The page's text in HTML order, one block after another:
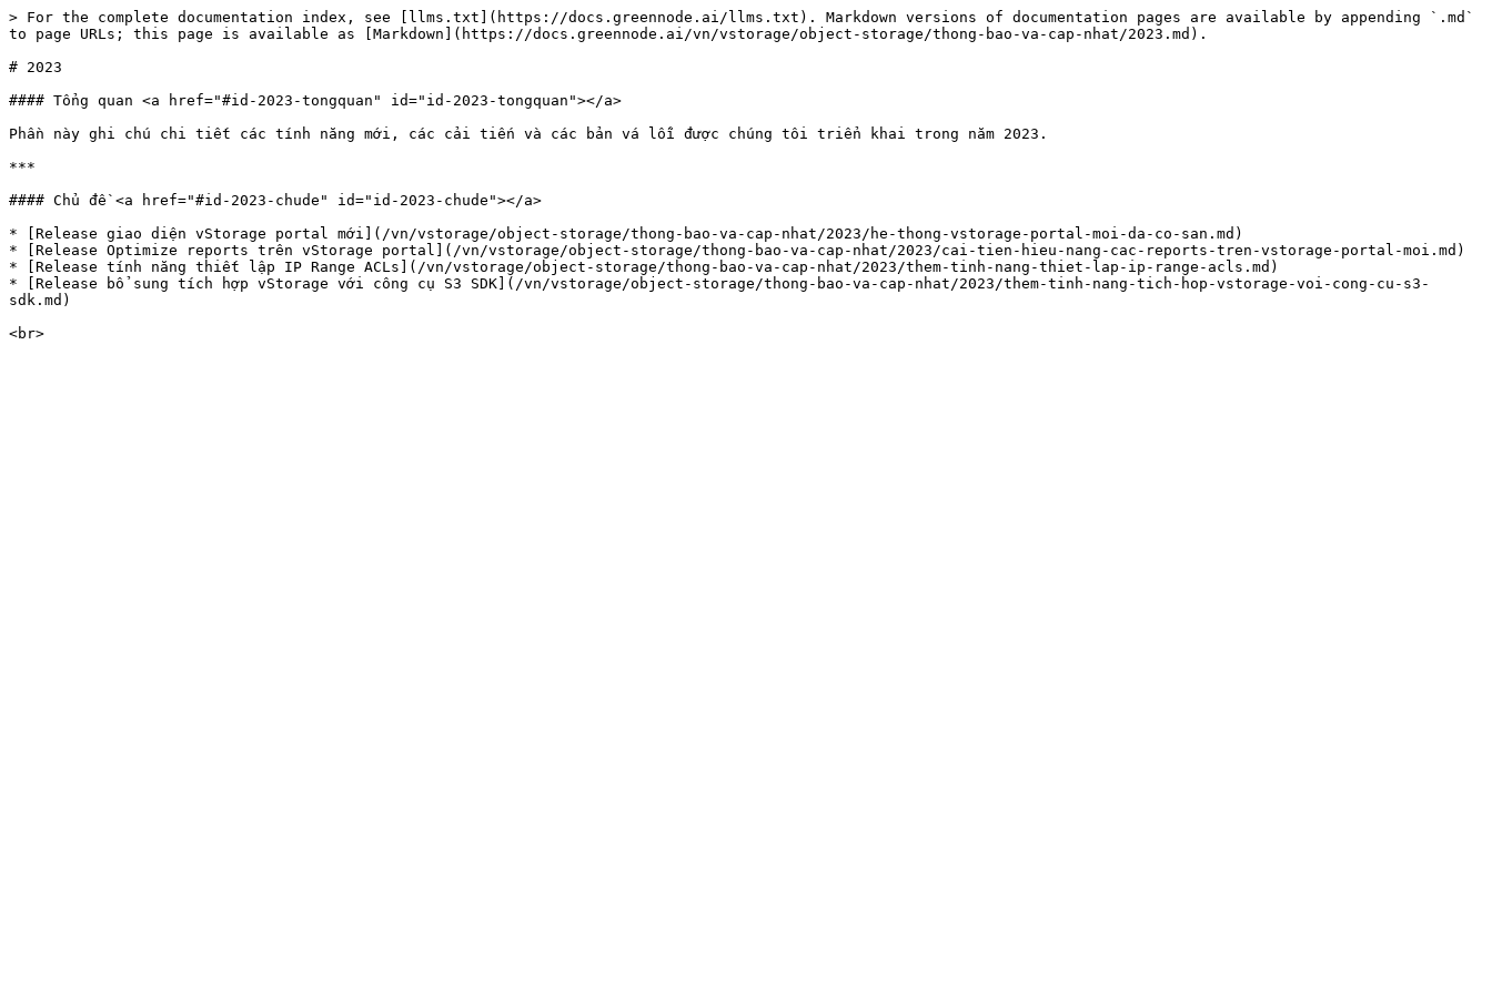
> For the complete documentation index, see [llms.txt](https://docs.greennode.ai/llms.txt). Markdown versions of documentation pages are available by appending `.md`
to page URLs; this page is available as [Markdown](https://docs.greennode.ai/vn/vstorage/object-storage/thong-bao-va-cap-nhat/2023.md).
# 2023
#### Tổng quan <a href="#id-2023-tongquan" id="id-2023-tongquan"></a>
Phần này ghi chú chi tiết các tính năng mới, các cải tiến và các bản vá lỗi được chúng tôi triển khai trong năm 2023.
***
#### Chủ đề <a href="#id-2023-chude" id="id-2023-chude"></a>
* [Release giao diện vStorage portal mới](/vn/vstorage/object-storage/thong-bao-va-cap-nhat/2023/he-thong-vstorage-portal-moi-da-co-san.md)
* [Release Optimize reports trên vStorage portal](/vn/vstorage/object-storage/thong-bao-va-cap-nhat/2023/cai-tien-hieu-nang-cac-reports-tren-vstorage-portal-moi.md)
* [Release tính năng thiết lập IP Range ACLs](/vn/vstorage/object-storage/thong-bao-va-cap-nhat/2023/them-tinh-nang-thiet-lap-ip-range-acls.md)
* [Release bổ sung tích hợp vStorage với công cụ S3 SDK](/vn/vstorage/object-storage/thong-bao-va-cap-nhat/2023/them-tinh-nang-tich-hop-vstorage-voi-cong-cu-s3-
sdk.md)